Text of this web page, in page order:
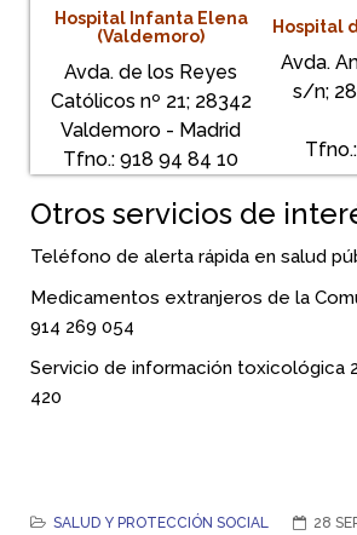
Hospital Infanta Elena
(Valdemoro)
Avda. de los Reyes
Católicos nº 21; 28342
Valdemoro - Madrid
Tfno.: 918 94 84 10
Hospital
Avda.
s/n;
Otros servicios de
Teléfono de alerta rápida en salud
Medicamentos extranjeros de la
914 269 054
Servicio de información toxicológica
420
SALUD Y PROTECCIÓN SOCIAL 28